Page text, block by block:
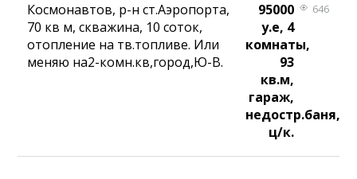
Космонавтов, р-н ст.Аэропорта,
70 кв м, скважина, 10 соток,
отопление на тв.топливе. Или
меняю на2-комн.кв,город,Ю-В.
95000
у.е, 4
комнаты,
93
кв.м,
гараж,
недостр.баня,
ц/к.
646